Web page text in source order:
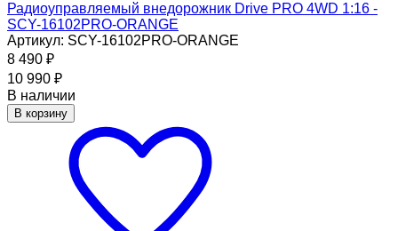
Радиоуправляемый внедорожник Drive PRO 4WD 1:16 -
SCY-16102PRO-ORANGE
Артикул: SCY-16102PRO-ORANGE
8 490 ₽
10 990 ₽
В наличии
В корзину